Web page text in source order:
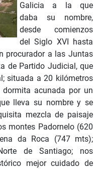
Galicia a la que
daba su nombre,
desde comienzos
del Siglo XVI hasta
procurador a las Juntas
de Partido Judicial, que
situada a 20 kilómetros
acunada por un
lleva su nombre y se
mezcla de paisaje
montes Padornelo (620
da Roca (747 mts);
de Santiago; nos
mejor cuidado de